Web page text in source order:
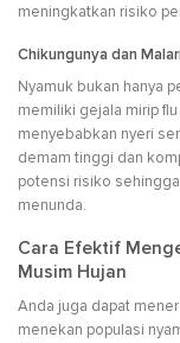
meningkatkan risiko
Chikungunya dan
Nyamuk bukan hanya
memiliki gejala mirip
menyebabkan nyeri
demam tinggi dan
potensi risiko
menunda.
Cara Efektif
Musim Hujan
Anda juga dapat
menekan populasi